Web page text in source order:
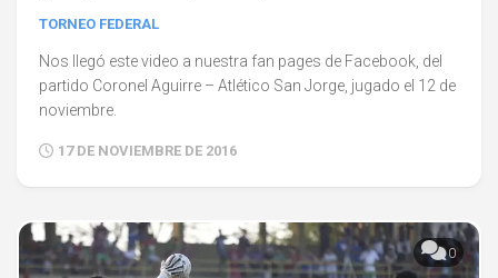
TORNEO FEDERAL
Nos llegó este video a nuestra fan pages de Facebook, del
partido Coronel Aguirre – Atlético San Jorge, jugado el 12 de
noviembre.
17 DE NOVIEMBRE DE 2016
0